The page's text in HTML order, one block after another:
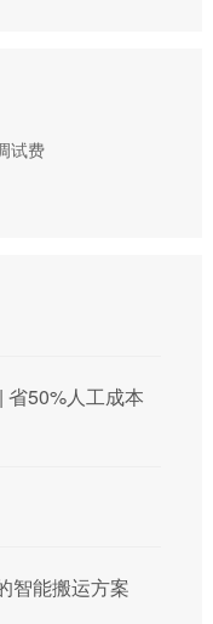
试费
省50%人工成本
智能搬运方案